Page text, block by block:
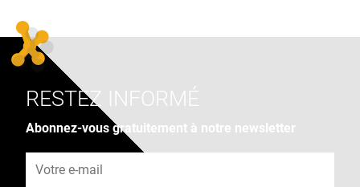
RESTEZ INFORMÉ
Abonnez-vous gratuitement à notre newsletter